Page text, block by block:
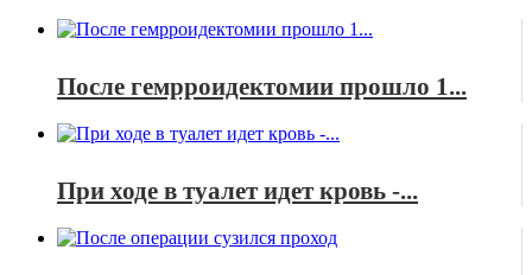
После гемрроидектомии прошло 1...
При ходе в туалет идет кровь -...